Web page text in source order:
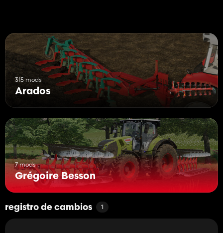
315 mods
Arados
7 mods
Grégoire Besson
registro de cambios 1